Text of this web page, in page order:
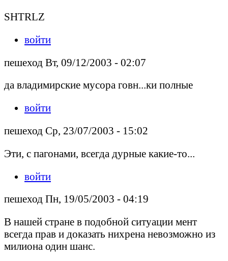
SHTRLZ
войти
пешеход Вт, 09/12/2003 - 02:07
да владимирские мусора говн...ки полные
войти
пешеход Ср, 23/07/2003 - 15:02
Эти, с пагонами, всегда дурные какие-то...
войти
пешеход Пн, 19/05/2003 - 04:19
В нашей стране в подобной ситуации мент
всегда прав и доказать нихрена невозможно из
милиона один шанс.